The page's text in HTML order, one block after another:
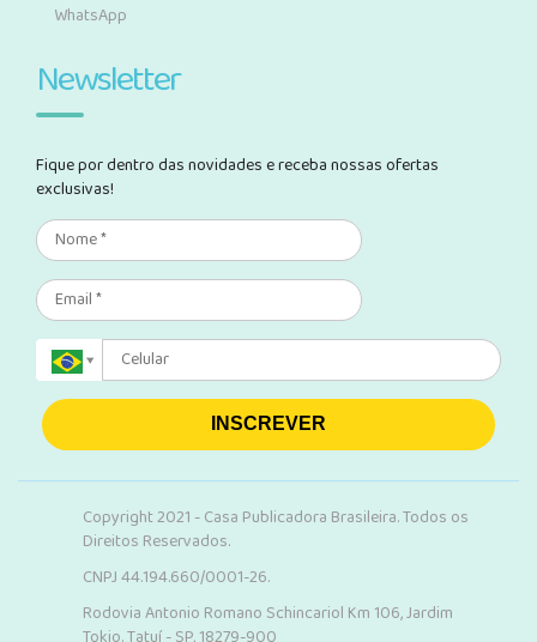
WhatsApp
Newsletter
Fique por dentro das novidades e receba nossas ofertas
exclusivas!
INSCREVER
Copyright 2021 - Casa Publicadora Brasileira. Todos os
Direitos Reservados.
CNPJ 44.194.660/0001-26.
Rodovia Antonio Romano Schincariol Km 106, Jardim